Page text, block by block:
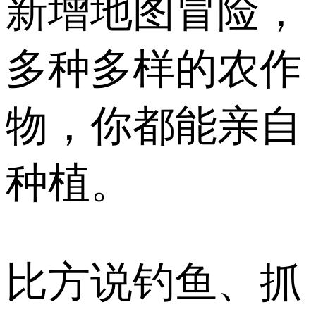
新增地图冒险，
多种多样的农作
物，你都能亲自
种植。
比方说钓鱼、抓